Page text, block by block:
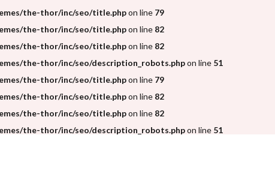
the-thor/inc/seo/title.phpon line 79
the-thor/inc/seo/title.phpon line 82
the-thor/inc/seo/title.phpon line 82
the-thor/inc/seo/description_robots.phpon line 51
the-thor/inc/seo/title.phpon line 79
the-thor/inc/seo/title.phpon line 82
the-thor/inc/seo/title.phpon line 82
the-thor/inc/seo/description_robots.phpon line 51